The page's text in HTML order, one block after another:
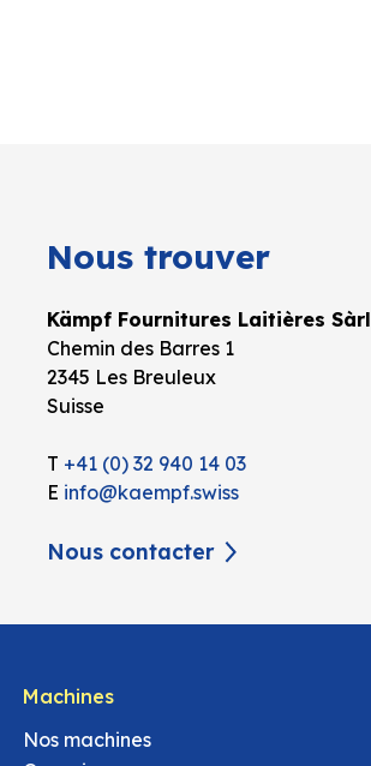
Nous trouver
Kämpf Fournitures Laitières Sàrl
Chemin des Barres 1
2345 Les Breuleux
Suisse
T +41 (0) 32 940 14 03
E info@kaempf.swiss
Nous contacter
Machines
Nos machines